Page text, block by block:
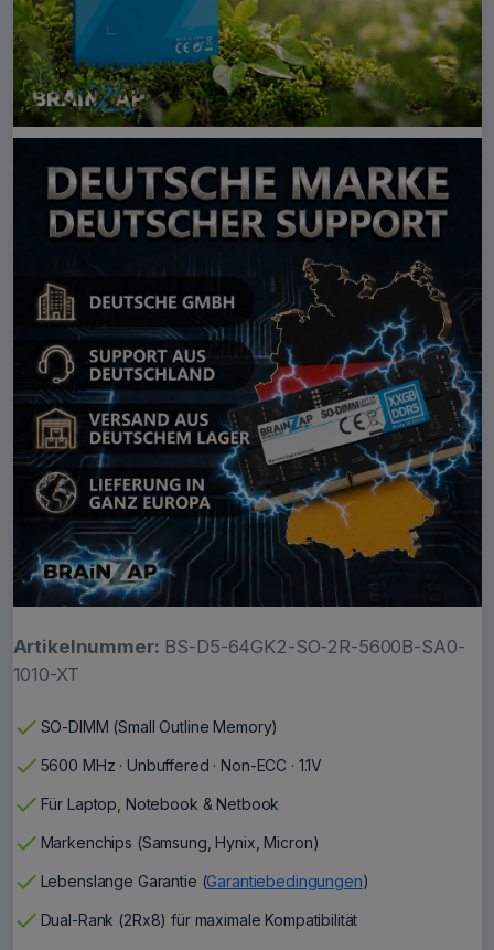
Artikelnummer: BS-D5-64GK2-SO-2R-5600B-SA0-
1010-XT
check SO-DIMM (Small Outline Memory)
check 5600 MHz · Unbuffered · Non-ECC · 1.1V
check Für Laptop, Notebook & Netbook
check Markenchips (Samsung, Hynix, Micron)
check Lebenslange Garantie (Garantiebedingungen)
check Dual-Rank (2Rx8) für maximale Kompatibilität